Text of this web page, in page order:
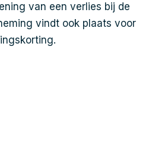
van een verlies bij de
vindt ook plaats voor